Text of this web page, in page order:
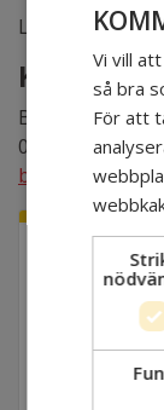
Lunch på
Björn Sjölin
0728-85 47 35
2021-
Vi vill
så bra
För att